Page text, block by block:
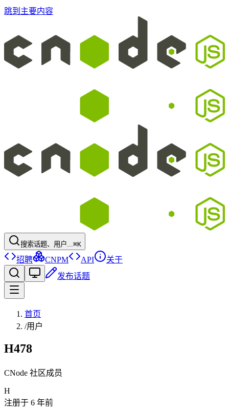
跳到主要内容
搜索话题、用户...⌘K
招聘 CNPM API
关于
发布话题
首页
/用户
H478
CNode 社区成员
H
注册于 6 年前